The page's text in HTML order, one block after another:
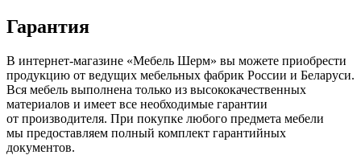
Гарантия
В интернет-магазине «Мебель Шерм» вы можете приобрести
продукцию от ведущих мебельных фабрик России и Беларуси.
Вся мебель выполнена только из высококачественных
материалов и имеет все необходимые гарантии
от производителя. При покупке любого предмета мебели
мы предоставляем полный комплект гарантийных
документов.